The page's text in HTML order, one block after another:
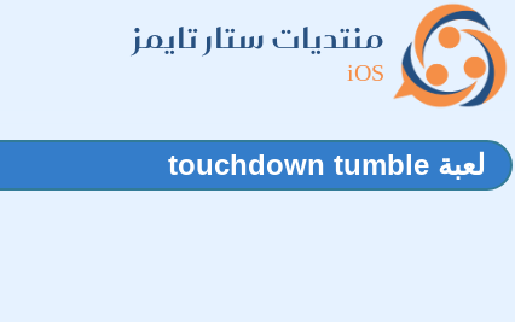
منتديات ستار تايمز
iOS
لعبة touchdown tumble